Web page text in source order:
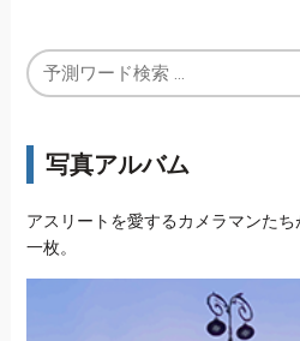
写真アルバム
アスリートを愛するカメラマンた
一枚。